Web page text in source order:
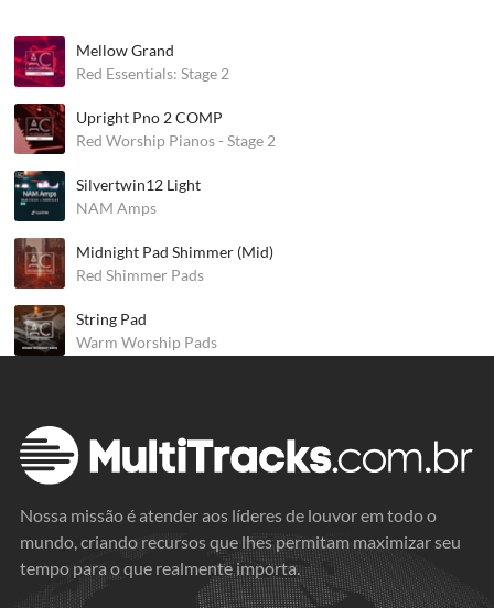
Mellow Grand
Red Essentials: Stage 2
Upright Pno 2 COMP
Red Worship Pianos - Stage 2
Silvertwin12 Light
NAM Amps
Midnight Pad Shimmer (Mid)
Red Shimmer Pads
String Pad
Warm Worship Pads
Nossa missão é atender aos líderes de louvor em todo o
mundo, criando recursos que lhes permitam maximizar seu
tempo para o que realmente importa.